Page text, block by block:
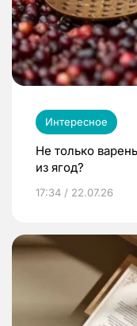
Интересное
Не только
из ягод?
17:34 / 22.07.26